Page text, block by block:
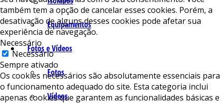
Equipamentos
Fotos e Vídeos
Fotos
Vídeos
também tem a opção de cancelar esses cookies. Porém, a
desativação de alguns desses cookies pode afetar sua
experiência de navegação.
Necessário
Necessário
Sempre ativado
Os cookies necessários são absolutamente essenciais para
o funcionamento adequado do site. Esta categoria inclui
apenas cookies que garantem as funcionalidades básicas e